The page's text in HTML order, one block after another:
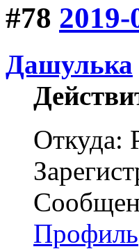
#78 2019-
Дашулька
Откуда:
Профиль